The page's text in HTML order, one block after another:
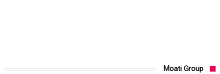
Moati Group